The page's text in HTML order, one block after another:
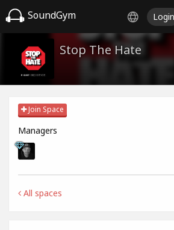
SoundGym Login
Stop The Hate
Join Space
Managers
All spaces